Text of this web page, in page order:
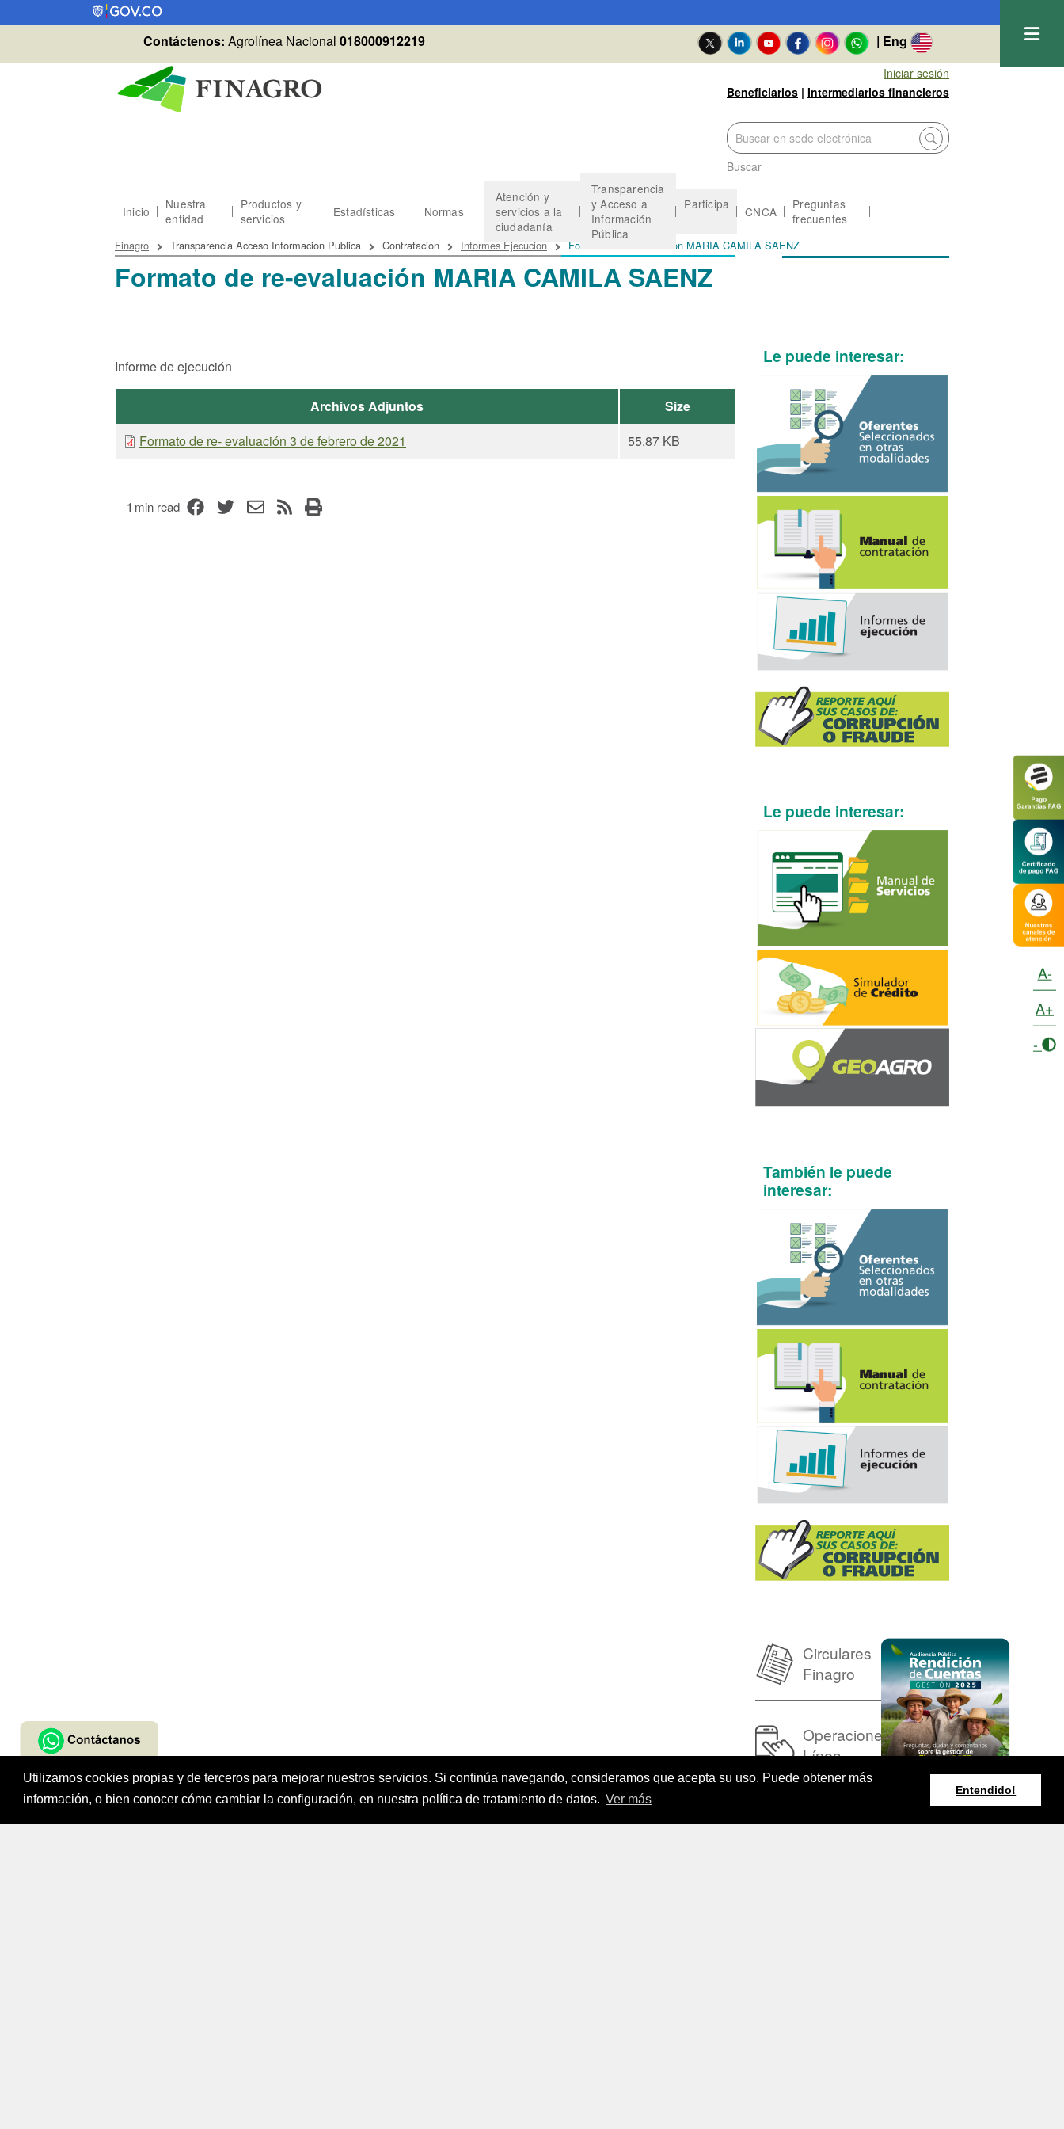
Utilizamos cookies propias y de terceros para mejorar nuestros servicios. Si continúa navegando, consideramos que acepta su uso. Puede obtener más
información, o bien conocer cómo cambiar la configuración, en nuestra política de tratamiento de datos. Ver más
Entendido!
Pasar al contenido principal
Contáctenos: Agrolínea Nacional 018000912219 | Eng
Iniciar sesión
Beneficiarios | Intermediarios financieros
Buscar
Inicio
Nuestra
entidad
Productos y
servicios
Estadísticas Normas
Atención y
servicios a la
ciudadanía
Transparencia
y Acceso a
Información
Pública
Participa CNCA
Preguntas
frecuentes
Formato de re-evaluación MARIA CAMILA SAENZ
Sobrescribir enlaces de ayuda a la navegación
Finagro Transparencia Acceso Informacion Publica Contratacion Informes Ejecucion Formato de re-evaluación MARIA CAMILA SAENZ
Informe de ejecución
Archivos Adjuntos
Size
Formato de re- evaluación 3 de febrero de 2021
55.87 KB
1 min read
Le puede interesar:
Le puede interesar:
También le puede
interesar:
Circulares
Finagro
Operaciones en
Línea
Fondo para el Financiamiento del Sector AgropecuarioFINAGRO.
A-
A+
-